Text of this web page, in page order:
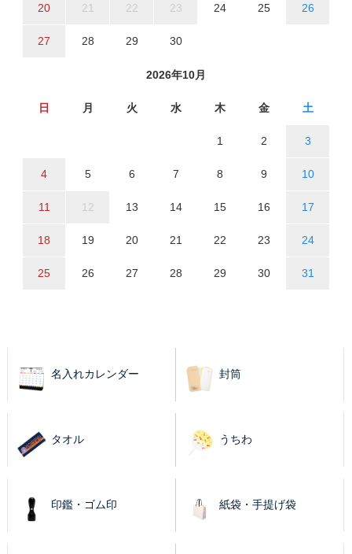
20 21 22 23 24 25 26
27 28 29 30
2026年10月
日 月 火 水 木 金 土
1 2 3
4 5 6 7 8 9 10
11 12 13 14 15 16 17
18 19 20 21 22 23 24
25 26 27 28 29 30 31
名入れカレンダー 封筒
タオル うちわ
印鑑・ゴム印 紙袋・手提げ袋